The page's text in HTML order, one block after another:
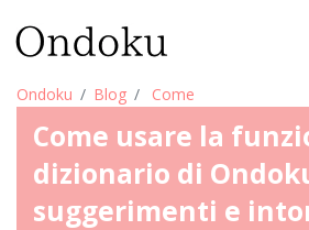
Ondoku Blog Come
Come usare la
dizionario di
suggerimenti e